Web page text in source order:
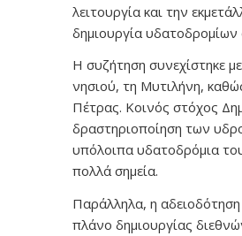
λειτουργία και την
δημιουργία
Η συζήτηση συνεχίστηκε
νησιού, τη Μυτιλήνη,
Πέτρας. Κοινός στόχος
δραστηριοποίηση των
υπόλοιπα υδατοδρόμια
πολλά σημεία.
Παράλληλα, η αδειοδότηση
πλάνο δημιουργίας